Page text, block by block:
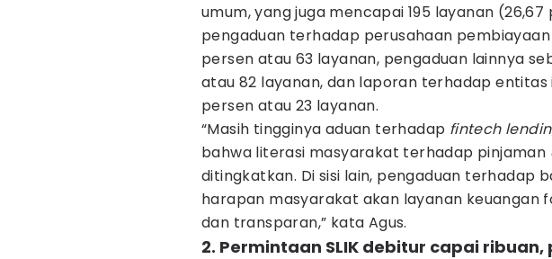
umum, yang juga mencapai 195 layanan
pengaduan terhadap perusahaan pembiayaan
persen atau 63 layanan, pengaduan lainnya
atau 82 layanan, dan laporan terhadap entitas
persen atau 23 layanan.
“Masih tingginya aduan terhadap fintech
bahwa literasi masyarakat terhadap pinjaman
ditingkatkan. Di sisi lain, pengaduan terhadap
harapan masyarakat akan layanan keuangan
dan transparan,” kata Agus.
2. Permintaan SLIK debitur capai